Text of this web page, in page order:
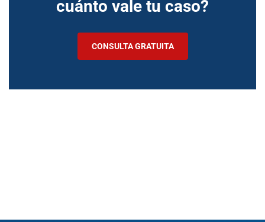
cuánto vale tu caso?
CONSULTA GRATUITA